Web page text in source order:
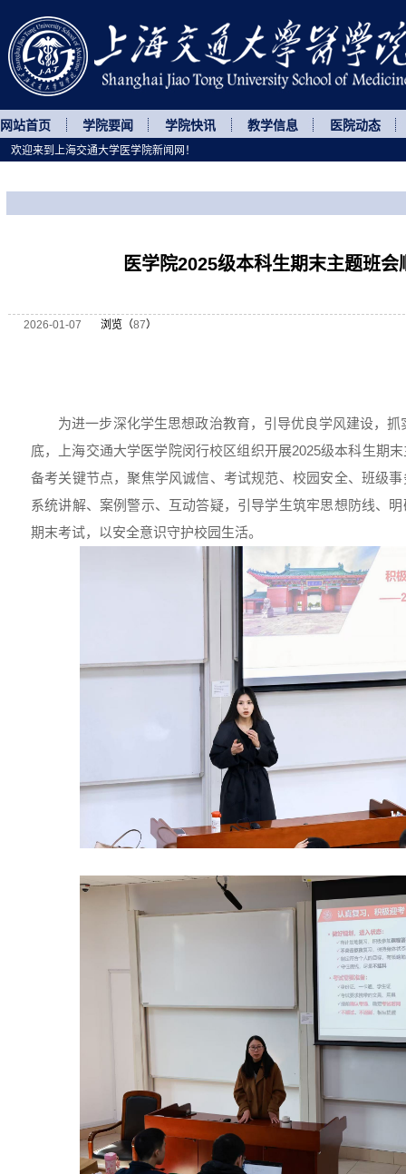
网站首页 学院要闻 学院快讯 教学信息 医院动态
医学院2025级本科生期末主题班会
2026-01-07 浏览（87）
为进一步深化学生思想政治教育，引导优良学风建设，
底，上海交通大学医学院闵行校区组织开展2025级本科生期
备考关键节点，聚焦学风诚信、考试规范、校园安全、班级
系统讲解、案例警示、互动答疑，引导学生筑牢思想防线、
期末考试，以安全意识守护校园生活。
欢迎来到上海交通大学医学院新闻网！